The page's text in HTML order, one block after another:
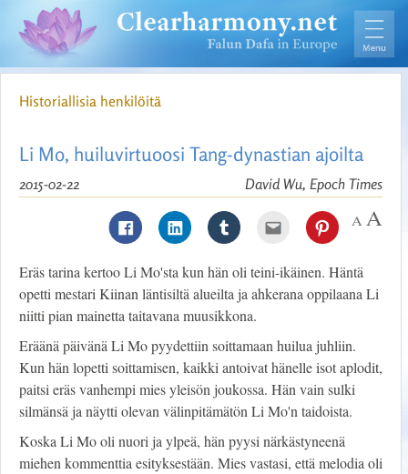
Historiallisia henkilöitä
Li Mo, huiluvirtuoosi Tang-dynastian ajoilta
David Wu, Epoch Times
2015-02-22
Eräs tarina kertoo Li Mo'sta kun hän oli teini-ikäinen. Häntä
opetti mestari Kiinan läntisiltä alueilta ja ahkerana oppilaana Li
niitti pian mainetta taitavana muusikkona.
Eräänä päivänä Li Mo pyydettiin soittamaan huilua juhliin.
Kun hän lopetti soittamisen, kaikki antoivat hänelle isot aplodit,
paitsi eräs vanhempi mies yleisön joukossa. Hän vain sulki
silmänsä ja näytti olevan välinpitämätön Li Mo'n taidoista.
Koska Li Mo oli nuori ja ylpeä, hän pyysi närkästyneenä
miehen kommenttia esityksestään. Mies vastasi, että melodia oli